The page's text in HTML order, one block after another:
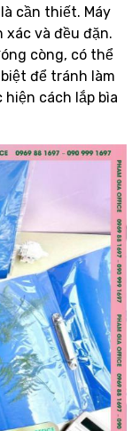
cần thiết. Máy
xác và đều đặn.
còng, có thể
để tránh làm
cách lắp bìa